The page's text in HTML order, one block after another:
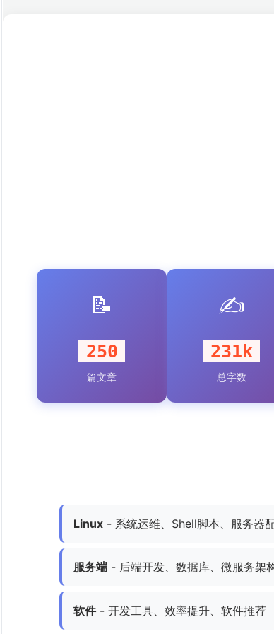
📝
250
篇文章
✍️
231k
总字数
Linux - 系统运维、Shell脚本、服务器
服务端 - 后端开发、数据库、微服务架
软件- 开发工具、效率提升、软件推荐